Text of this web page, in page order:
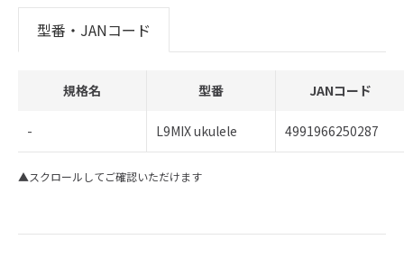
型番・JANコード
規格名 型番 JANコード
- L9MIX ukulele 4991966250287
▲スクロールしてご確認いただけます